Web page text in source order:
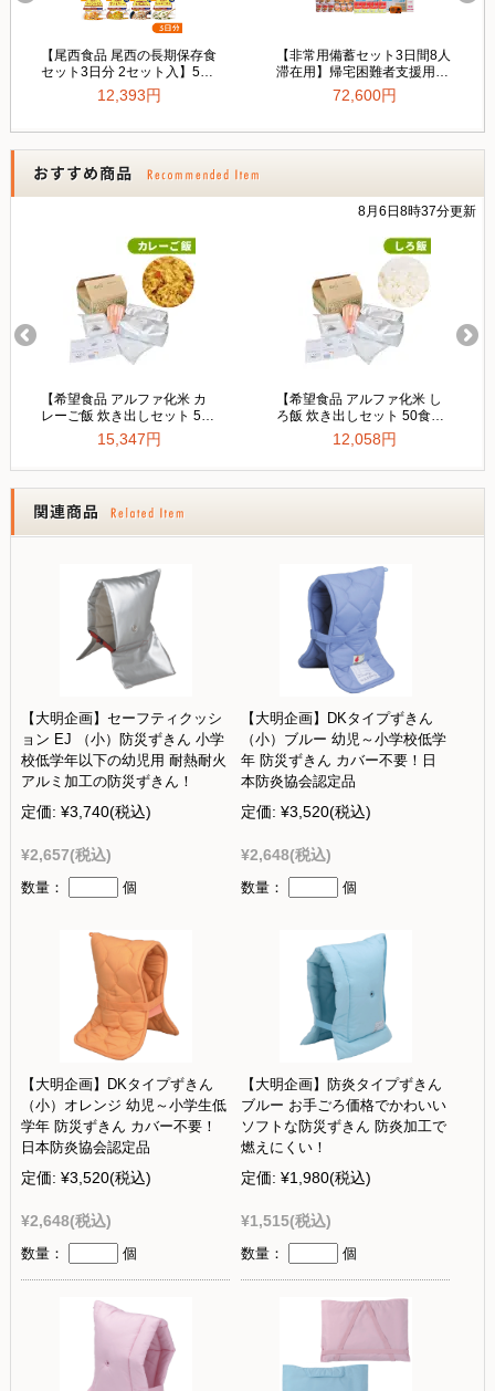
【大明企画】セーフティクッシ
ョン EJ （小）防災ずきん 小学
校低学年以下の幼児用 耐熱耐火
アルミ加工の防災ずきん！
定価: ¥3,740(税込)
¥2,657(税込)
数量： 個
【大明企画】DKタイプずきん
（小）ブルー 幼児～小学校低学
年 防災ずきん カバー不要！日
本防炎協会認定品
定価: ¥3,520(税込)
¥2,648(税込)
数量： 個
【大明企画】DKタイプずきん
（小）オレンジ 幼児～小学生低
学年 防災ずきん カバー不要！
日本防炎協会認定品
定価: ¥3,520(税込)
¥2,648(税込)
数量： 個
【大明企画】防炎タイプずきん
ブルー お手ごろ価格でかわいい
ソフトな防災ずきん 防炎加工で
燃えにくい！
定価: ¥1,980(税込)
¥1,515(税込)
数量： 個